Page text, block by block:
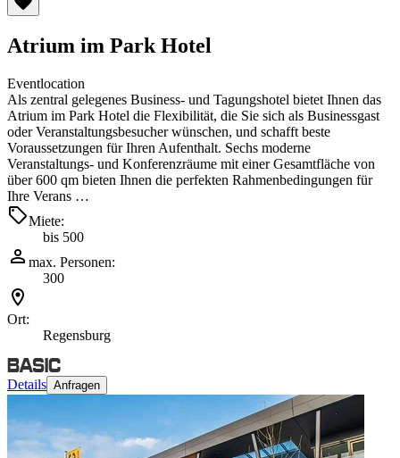
Atrium im Park Hotel
Eventlocation
Als zentral gelegenes Business- und Tagungshotel bietet Ihnen das
Atrium im Park Hotel die Flexibilität, die Sie sich als Businessgast
oder Veranstaltungsbesucher wünschen, und schafft beste
Voraussetzungen für Ihren Aufenthalt. Sechs moderne
Veranstaltungs- und Konferenzräume mit einer Gesamtfläche von
über 600 qm bieten Ihnen die perfekten Rahmenbedingungen für
Ihre Verans …
Miete:
bis 500
max. Personen:
300
Ort:
Regensburg
Details Anfragen